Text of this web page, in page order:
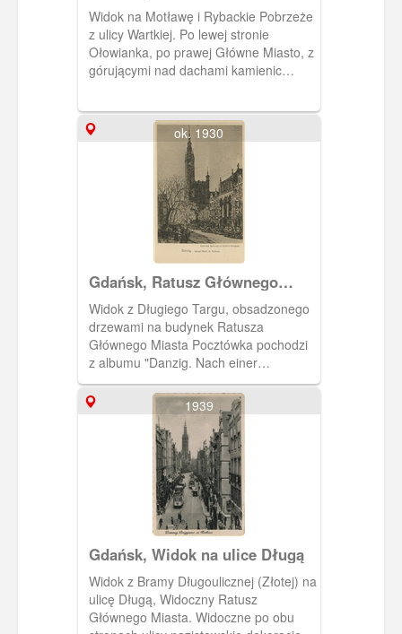
Widok na Motławę i Rybackie Pobrzeże
z ulicy Wartkiej. Po lewej stronie
Ołowianka, po prawej Główne Miasto, z
górującymi nad dachami kamienic
ok. 1930
Gdańsk, Ratusz Głównego
Miasta
Widok z Długiego Targu, obsadzonego
drzewami na budynek Ratusza
Głównego Miasta Pocztówka pochodzi
z albumu "Danzig. Nach einer
Radierung vn Berthold Hellingrath"
zawierającego 10 pocztówek, będących
przedrukiem akwafort znanego malarza
(związanego z Gdańskiem) Bertholda
Hellingratha.
1939
Gdańsk, Widok na ulice Długą
Widok z Bramy Długoulicznej (Złotej) na
ulicę Długą, Widoczny Ratusz
Głównego Miasta. Widoczne po obu